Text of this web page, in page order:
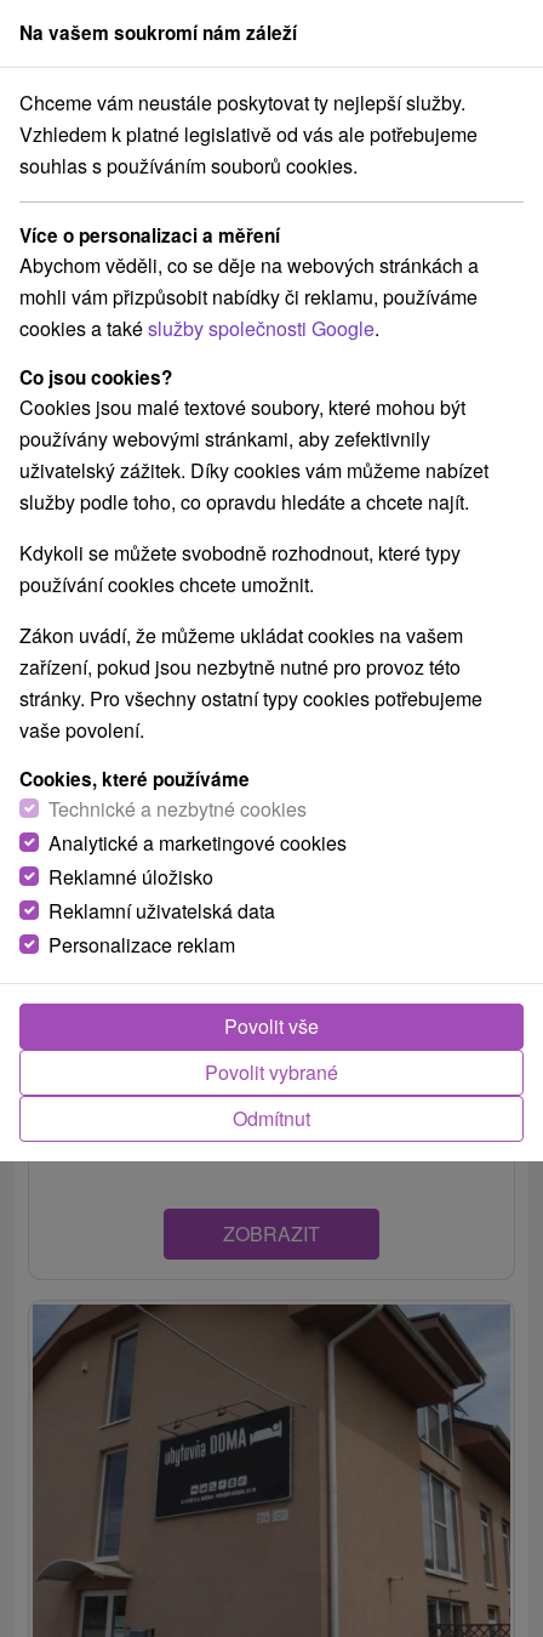
člen skupinySorger
Slovensko Bratislavský kraj Bratislava - Podunajské Biskupice
Ubytovne Bratislava - Podunajské
Biskupice
Kategorie
Všechny kategorie
Penzióny(1) Ubytovne
Vyberte lokalitu nebo termín
VŠECHNY NEJLEVNĚJŠÍ NEJDRAŽŠÍ PODLE
PRO.RESTAV PLUS Bratislava
Bratislava - Podunajské Biskupice
Celoročné ubytovanie Bratislave, v mestskej časti
Podunajské Biskupice, v dvoch budovách. V jednej
ZOBRAZIT
Na vašem soukromí nám záleží
Chceme vám neustále poskytovat ty nejlepší služby.
Vzhledem k platné legislativě od vás ale potřebujeme
souhlas s používáním souborů cookies.
Více o personalizaci a měření
Abychom věděli, co se děje na webových stránkách a
mohli vám přizpůsobit nabídky či reklamu, používáme
cookies a takéslužby společnosti Google.
Co jsou cookies?
Cookies jsou malé textové soubory, které mohou být
používány webovými stránkami, aby zefektivnily
uživatelský zážitek. Díky cookies vám můžeme nabízet
služby podle toho, co opravdu hledáte a chcete najít.
Kdykoli se můžete svobodně rozhodnout, které typy
používání cookies chcete umožnit.
Zákon uvádí, že můžeme ukládat cookies na vašem
zařízení, pokud jsou nezbytně nutné pro provoz této
stránky. Pro všechny ostatní typy cookies potřebujeme
vaše povolení.
Cookies, které používáme
Technické a nezbytné cookies
Analytické a marketingové cookies
Reklamné úložisko
Reklamní uživatelská data
Personalizace reklam
Odmítnut
Povolit vybrané
Povolit vše